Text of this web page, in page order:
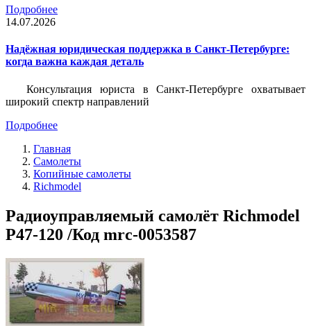
Подробнее
14.07.2026
Надёжная юридическая поддержка в Санкт-Петербурге:
когда важна каждая деталь
Консультация юриста в Санкт-Петербурге охватывает
широкий спектр направлений
Подробнее
Главная
Самолеты
Копийные самолеты
Richmodel
Радиоуправляемый самолёт Richmodel
P47-120 /Код mrc-0053587